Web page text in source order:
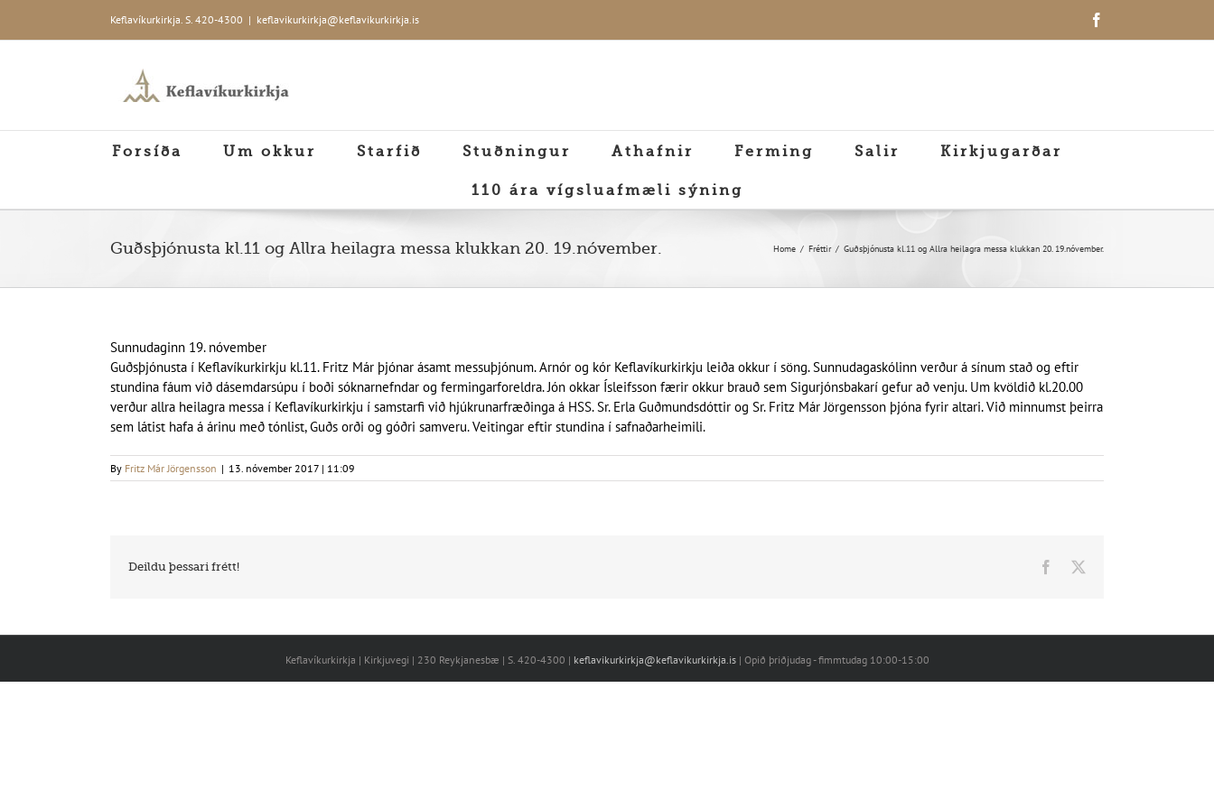
Keflavíkurkirkja. S. 420-4300 | keflavikurkirkja@keflavikurkirkja.is
Forsíða Um okkur Starfið Stuðningur Athafnir Ferming Salir Kirkjugarðar
110 ára vígsluafmæli sýning
Guðsþjónusta kl.11 og Allra heilagra messa klukkan 20. 19.nóvember. Home Fréttir Guðsþjónusta kl.11 og Allra heilagra messa klukkan 20. 19.nóvember.
Sunnudaginn 19. nóvember
Guðsþjónusta í Keflavíkurkirkju kl.11. Fritz Már þjónar ásamt messuþjónum. Arnór og kór Keflavíkurkirkju leiða okkur í söng. Sunnudagaskólinn verður á sínum stað og eftir
stundina fáum við dásemdarsúpu í boði sóknarnefndar og fermingarforeldra. Jón okkar Ísleifsson færir okkur brauð sem Sigurjónsbakarí gefur að venju. Um kvöldið kl.20.00
verður allra heilagra messa í Keflavíkurkirkju í samstarfi við hjúkrunarfræðinga á HSS. Sr. Erla Guðmundsdóttir og Sr. Fritz Már Jörgensson þjóna fyrir altari. Við minnumst þeirra
sem látist hafa á árinu með tónlist, Guðs orði og góðri samveru. Veitingar eftir stundina í safnaðarheimili.
By Fritz Már Jörgensson | 13. nóvember 2017 | 11:09
Deildu þessari frétt! Facebook
Keflavíkurkirkja | Kirkjuvegi | 230 Reykjanesbæ | S. 420-4300 | keflavikurkirkja@keflavikurkirkja.is| Opið þriðjudag - fimmtudag 10:00-15:00